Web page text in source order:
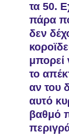
τα 50.
πάρα
δεν
μπορεί
το
αν του
αυτό
βαθμό